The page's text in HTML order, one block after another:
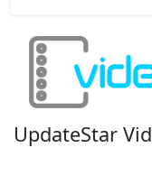
UpdateStar